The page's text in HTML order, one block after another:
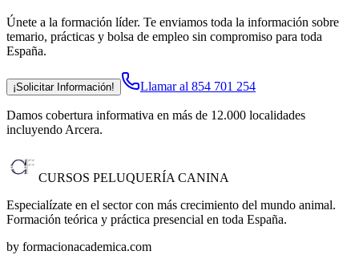
Únete a la formación líder. Te enviamos toda la información sobre
temario, prácticas y bolsa de empleo sin compromiso para toda
España.
¡Solicitar Información! Llamar al 854 701 254
Damos cobertura informativa en más de 12.000 localidades
incluyendo Arcera.
CURSOS PELUQUERÍA CANINA
Especialízate en el sector con más crecimiento del mundo animal.
Formación teórica y práctica presencial en toda España.
by formacionacademica.com